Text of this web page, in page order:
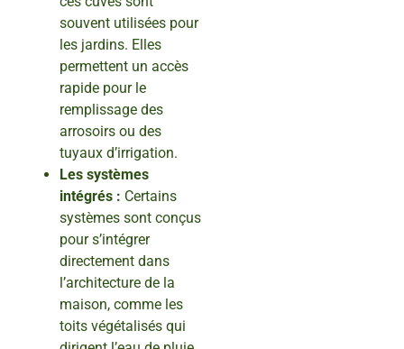
souvent utilisées pour
les jardins. Elles
permettent un accès
rapide pour le
remplissage des
arrosoirs ou des
tuyaux d’irrigation.
Les systèmes
intégrés : Certains
systèmes sont conçus
pour s’intégrer
directement dans
l’architecture de la
maison, comme les
toits végétalisés qui